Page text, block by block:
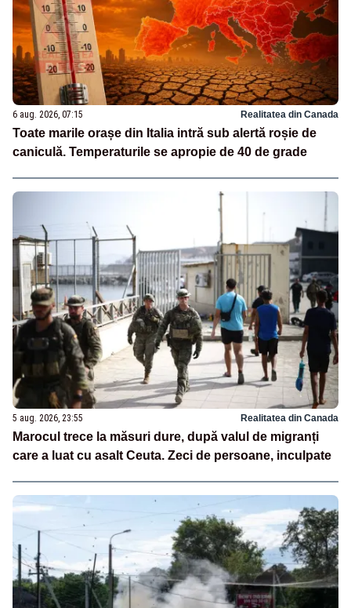
6 aug. 2026, 07:15 Realitatea din Canada
Toate marile orașe din Italia intră sub alertă roșie de
caniculă. Temperaturile se apropie de 40 de grade
5 aug. 2026, 23:55 Realitatea din Canada
Marocul trece la măsuri dure, după valul de migranți
care a luat cu asalt Ceuta. Zeci de persoane, inculpate